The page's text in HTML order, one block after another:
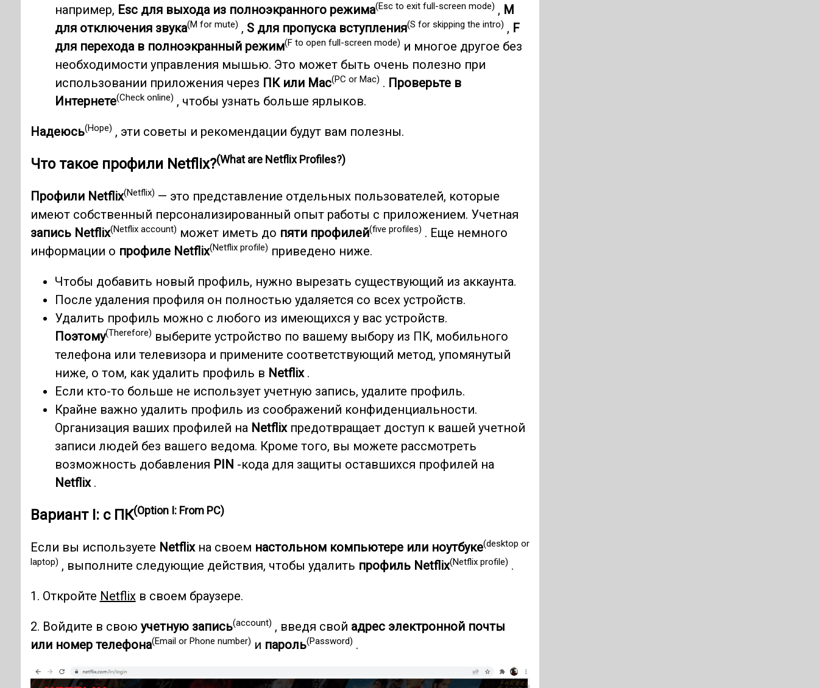
например, Esc для выхода из полноэкранного режима(Esc to exit full-screen mode) , M
для отключения звука(M for mute) , S для пропуска вступления(S for skipping the intro) , F
для перехода в полноэкранный режим(F to open full-screen mode) и многое другое без
необходимости управления мышью. Это может быть очень полезно при
использовании приложения через ПК или Mac(PC or Mac) . Проверьте в
Интернете(Check online) , чтобы узнать больше ярлыков.
Надеюсь(Hope) , эти советы и рекомендации будут вам полезны.
Что такое профили Netflix?(What are Netflix Profiles?)
Профили Netflix(Netflix) — это представление отдельных пользователей, которые
имеют собственный персонализированный опыт работы с приложением. Учетная
запись Netflix(Netflix account) может иметь до пяти профилей(five profiles) . Еще немного
информации о профиле Netflix(Netflix profile) приведено ниже.
Чтобы добавить новый профиль, нужно вырезать существующий из аккаунта.
После удаления профиля он полностью удаляется со всех устройств.
Удалить профиль можно с любого из имеющихся у вас устройств.
Поэтому(Therefore) выберите устройство по вашему выбору из ПК, мобильного
телефона или телевизора и примените соответствующий метод, упомянутый
ниже, о том, как удалить профиль в Netflix.
Если кто-то больше не использует учетную запись, удалите профиль.
Крайне важно удалить профиль из соображений конфиденциальности.
Организация ваших профилей на Netflixпредотвращает доступ к вашей учетной
записи людей без вашего ведома. Кроме того, вы можете рассмотреть
возможность добавления PIN -кода для защиты оставшихся профилей на
Netflix.
Вариант I: с ПК(Option I: From PC)
Если вы используете Netflixна своем настольном компьютере или ноутбуке(desktop or
laptop) , выполните следующие действия, чтобы удалить профиль Netflix(Netflix profile) .
1. Откройте Netflixв своем браузере.
2. Войдите в свою учетную запись(account) , введя свой адрес электронной почты
или номер телефона(Email or Phone number) и пароль(Password) .